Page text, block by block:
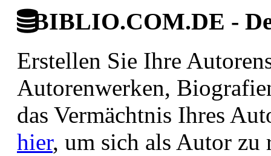
BIBLIO.COM.DE -
Erstellen Sie Ihre
Autorenwerken,
das Vermächtnis Ihres
hier, um sich als Autor zu